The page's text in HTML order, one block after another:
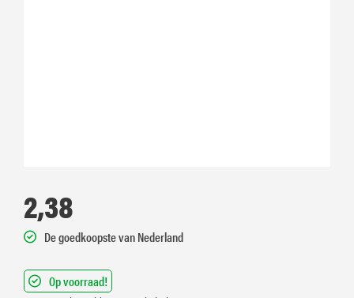
2,38
De goedkoopste van Nederland
Op voorraad!